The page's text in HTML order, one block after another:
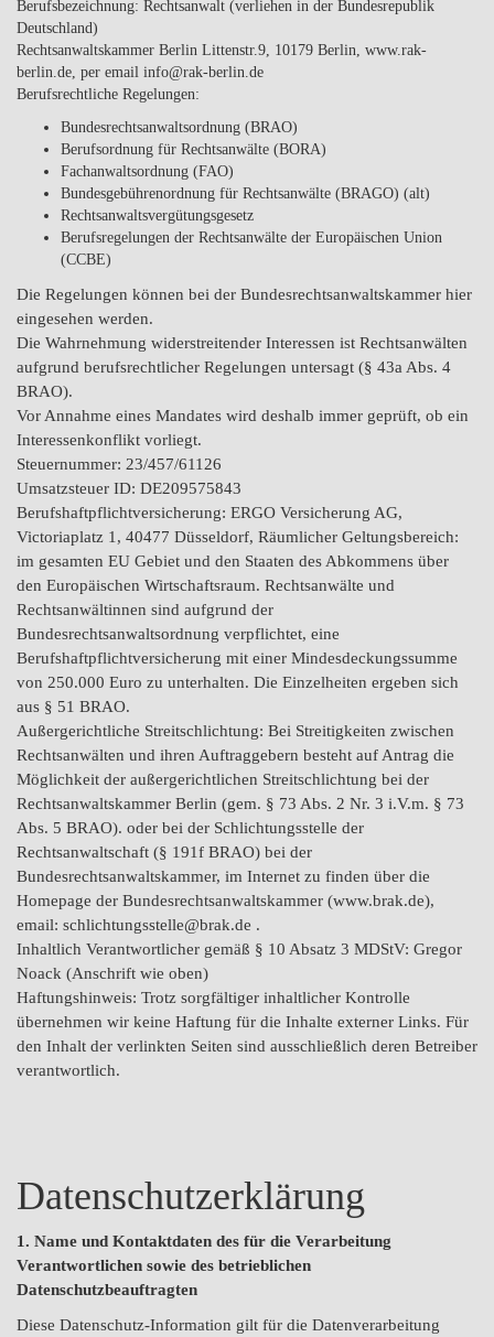
Berufsbezeichnung: Rechtsanwalt (verliehen in der Bundesrepublik
Deutschland)
Rechtsanwaltskammer Berlin Littenstr.9, 10179 Berlin, www.rak-
berlin.de, per email info@rak-berlin.de
Berufsrechtliche Regelungen:
Bundesrechtsanwaltsordnung (BRAO)
Berufsordnung für Rechtsanwälte (BORA)
Fachanwaltsordnung (FAO)
Bundesgebührenordnung für Rechtsanwälte (BRAGO) (alt)
Rechtsanwaltsvergütungsgesetz
Berufsregelungen der Rechtsanwälte der Europäischen Union
(CCBE)
Die Regelungen können bei der Bundesrechtsanwaltskammer hier
eingesehen werden.
Die Wahrnehmung widerstreitender Interessen ist Rechtsanwälten
aufgrund berufsrechtlicher Regelungen untersagt (§ 43a Abs. 4
BRAO).
Vor Annahme eines Mandates wird deshalb immer geprüft, ob ein
Interessenkonflikt vorliegt.
Steuernummer: 23/457/61126
Umsatzsteuer ID: DE209575843
Berufshaftpflichtversicherung: ERGO Versicherung AG,
Victoriaplatz 1, 40477 Düsseldorf, Räumlicher Geltungsbereich:
im gesamten EU Gebiet und den Staaten des Abkommens über
den Europäischen Wirtschaftsraum. Rechtsanwälte und
Rechtsanwältinnen sind aufgrund der
Bundesrechtsanwaltsordnung verpflichtet, eine
Berufshaftpflichtversicherung mit einer Mindesdeckungssumme
von 250.000 Euro zu unterhalten. Die Einzelheiten ergeben sich
aus § 51 BRAO.
Außergerichtliche Streitschlichtung: Bei Streitigkeiten zwischen
Rechtsanwälten und ihren Auftraggebern besteht auf Antrag die
Möglichkeit der außergerichtlichen Streitschlichtung bei der
Rechtsanwaltskammer Berlin (gem. § 73 Abs. 2 Nr. 3 i.V.m. § 73
Abs. 5 BRAO). oder bei der Schlichtungsstelle der
Rechtsanwaltschaft (§ 191f BRAO) bei der
Bundesrechtsanwaltskammer, im Internet zu finden über die
Homepage der Bundesrechtsanwaltskammer (www.brak.de),
email: schlichtungsstelle@brak.de .
Inhaltlich Verantwortlicher gemäß § 10 Absatz 3 MDStV: Gregor
Noack (Anschrift wie oben)
Haftungshinweis: Trotz sorgfältiger inhaltlicher Kontrolle
übernehmen wir keine Haftung für die Inhalte externer Links. Für
den Inhalt der verlinkten Seiten sind ausschließlich deren Betreiber
verantwortlich.
Datenschutzerklärung
1. Name und Kontaktdaten des für die Verarbeitung
Verantwortlichen sowie des betrieblichen
Datenschutzbeauftragten
Diese Datenschutz-Information gilt für die Datenverarbeitung